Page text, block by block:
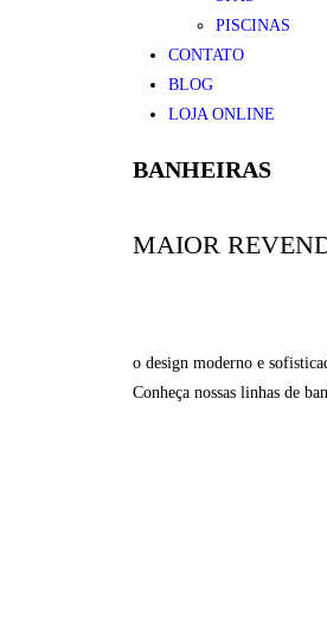
PISCINAS
CONTATO
BLOG
LOJA ONLINE
BANHEIRAS
MAIOR
o design moderno e
Conheça nossas linhas de